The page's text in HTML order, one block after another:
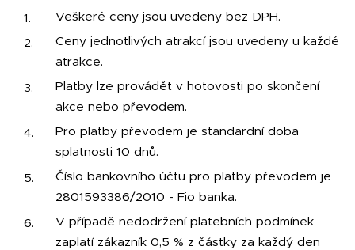
Veškeré ceny jsou uvedeny bez DPH.
Ceny jednotlivých atrakcí jsou uvedeny u každé
atrakce.
Platby lze provádět v hotovosti po skončení
akce nebo převodem.
Pro platby převodem je standardní doba
splatnosti 10 dnů.
Číslo bankovního účtu pro platby převodem je
2801593386/2010 - Fio banka.
V případě nedodržení platebních podmínek
zaplatí zákazník 0,5 % z částky za každý den